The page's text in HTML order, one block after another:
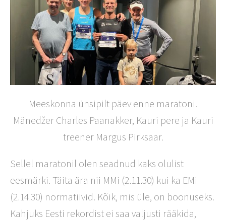
Meeskonna ühsipilt päev enne maratoni.
Mänedžer Charles Paanakker, Kauri pere ja Kauri
treener Margus Pirksaar.
Sellel maratonil olen seadnud kaks olulist
eesmärki. Täita ära nii MMi (2.11.30) kui ka EMi
(2.14.30) normatiivid. Kõik, mis üle, on boonuseks.
Kahjuks Eesti rekordist ei saa valjusti rääkida,